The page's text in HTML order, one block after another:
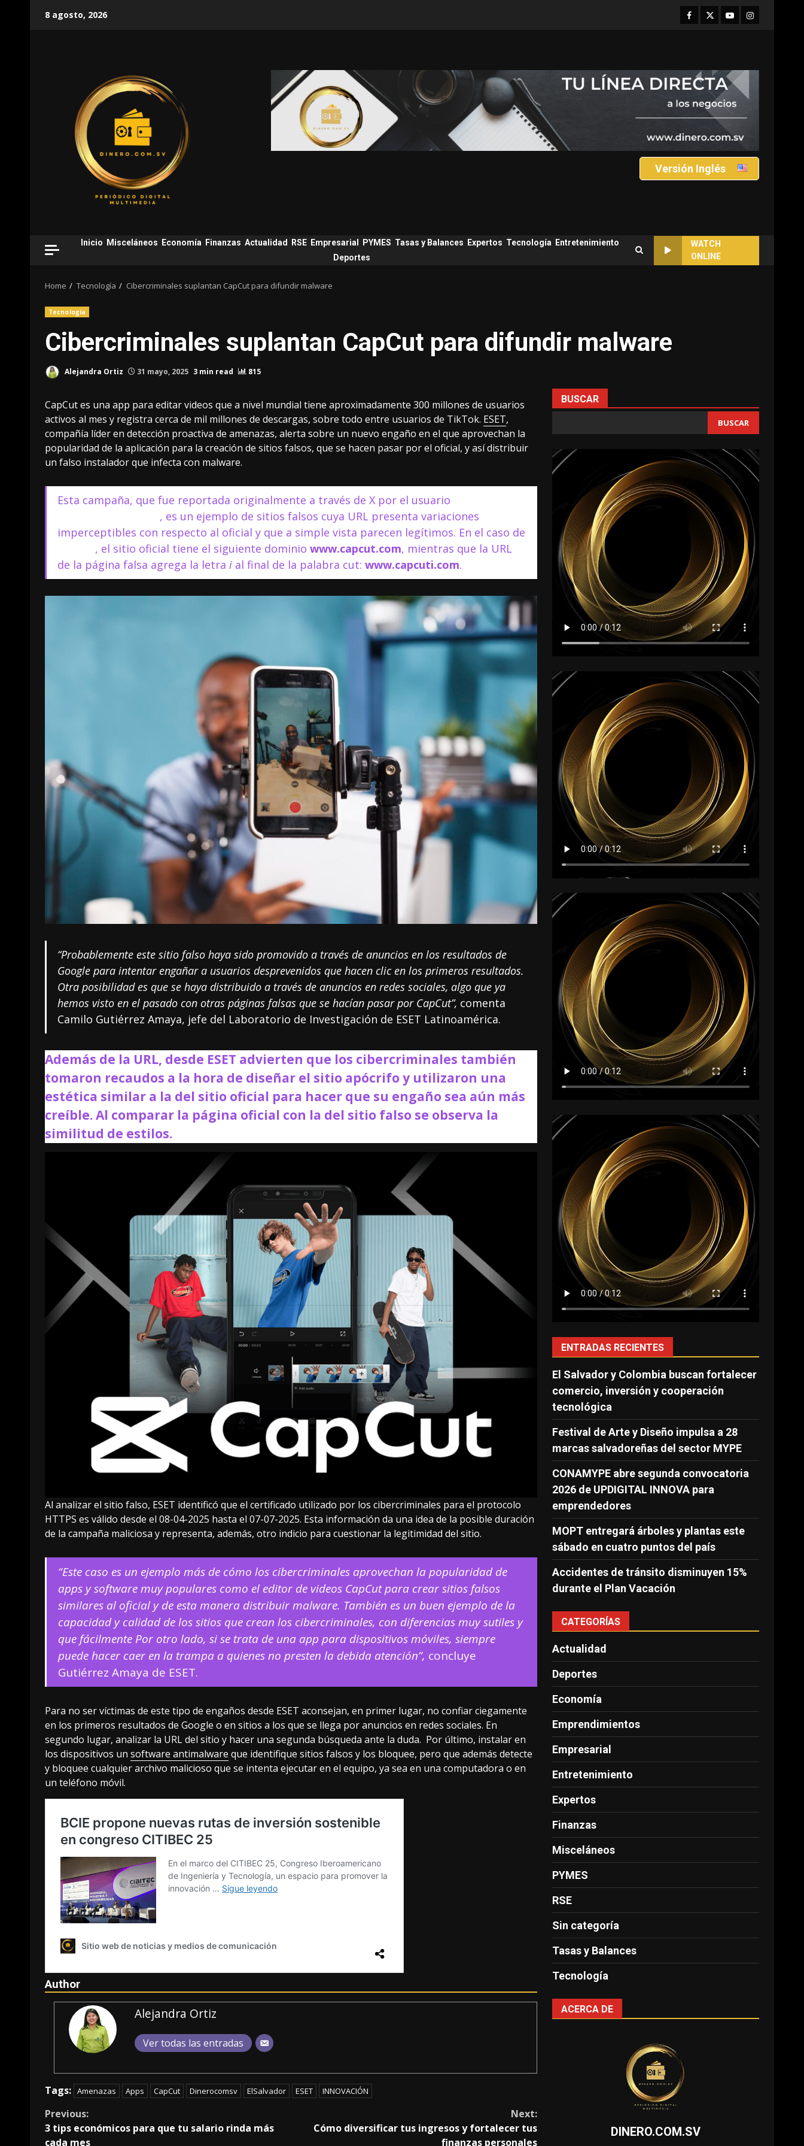
8 agosto, 2026 Facebook
TwitterYoutubeInstagram
Versión Inglés
Inicio Misceláneos Economía Finanzas Actualidad RSE Empresarial PYMES Tasas y Balances Expertos Tecnología
Entretenimiento
Deportes
WATCH
ONLINE
Home Tecnología Cibercriminales suplantan CapCut para difundir malware
Tecnología
Cibercriminales suplantan CapCut para difundir malware
Alejandra Ortiz 31 mayo, 2025 3 min read 815
CapCut es una app para editar videos que a nivel mundial tiene aproximadamente 300 millones de usuarios
activos al mes y registra cerca de mil millones de descargas, sobre todo entre usuarios de TikTok. ESET,
compañía líder en detección proactiva de amenazas, alerta sobre un nuevo engaño en el que aprovechan la
popularidad de la aplicación para la creación de sitios falsos, que se hacen pasar por el oficial, y así distribuir
un falso instalador que infecta con malware.
Esta campaña, que fue reportada originalmente a través de X por el usuario
, es un ejemplo de sitios falsos cuya URL presenta variaciones
imperceptibles con respecto al oficial y que a simple vista parecen legítimos. En el caso de
, el sitio oficial tiene el siguiente dominio www.capcut.com, mientras que la URL
de la página falsa agrega la letra i al final de la palabra cut: www.capcuti.com.
“Probablemente este sitio falso haya sido promovido a través de anuncios en los resultados de
Google para intentar engañar a usuarios desprevenidos que hacen clic en los primeros resultados.
Otra posibilidad es que se haya distribuido a través de anuncios en redes sociales, algo que ya
hemos visto en el pasadocon otras páginas falsas que se hacían pasar por CapCut”, comenta
Camilo Gutiérrez Amaya, jefe del Laboratorio de Investigación de ESET Latinoamérica.
Además de la URL, desde ESET advierten que los cibercriminales también
tomaron recaudos a la hora de diseñar el sitio apócrifo y utilizaron una
estética similar a la del sitio oficial para hacer que su engaño sea aún más
creíble. Al comparar la página oficial con la del sitio falso se observa la
similitud de estilos.
Al analizar el sitio falso, ESET identificó que el certificado utilizado por los cibercriminales para el protocolo
HTTPS es válido desde el 08-04-2025 hasta el 07-07-2025. Esta información da una idea de la posible duración
de la campaña maliciosa y representa, además, otro indicio para cuestionar la legitimidad del sitio.
“Este caso es un ejemplo más de cómo los cibercriminales aprovechan la popularidad de
apps y software muy populares como el editor de videos CapCut para crear sitios falsos
similares al oficial y de esta manera distribuir malware. También es un buen ejemplo de la
capacidad y calidad de los sitios que crean los cibercriminales, con diferencias muy sutiles y
que fácilmente Por otro lado, si se trata de una app para dispositivos móviles, siempre
puede hacer caer en la trampa a quienes no presten la debida atención”, concluye
Gutiérrez Amaya de ESET.
Para no ser víctimas de este tipo de engaños desde ESET aconsejan, en primer lugar, no confiar ciegamente
en los primeros resultados de Google o en sitios a los que se llega por anuncios en redes sociales. En
segundo lugar, analizar la URL del sitio y hacer una segunda búsqueda ante la duda. Por último, instalar en
los dispositivos un software antimalware que identifique sitios falsos y los bloquee, pero que además detecte
y bloquee cualquier archivo malicioso que se intenta ejecutar en el equipo, ya sea en una computadora o en
un teléfono móvil.
Author
Alejandra Ortiz
Ver todas las entradas
Tags: Amenazas Apps CapCut Dinerocomsv ElSalvador ESET INNOVACIÓN
Continue
Reading
Previous:
3 tips económicos para que tu salario rinda más
cada mes
Next:
Cómo diversificar tus ingresos y fortalecer tus
finanzas personales
BUSCAR
BUSCAR
ENTRADAS RECIENTES
El Salvador y Colombia buscan fortalecer
comercio, inversión y cooperación
tecnológica
Festival de Arte y Diseño impulsa a 28
marcas salvadoreñas del sector MYPE
CONAMYPE abre segunda convocatoria
2026 de UPDIGITAL INNOVA para
emprendedores
MOPT entregará árboles y plantas este
sábado en cuatro puntos del país
Accidentes de tránsito disminuyen 15%
durante el Plan Vacación
CATEGORÍAS
Actualidad
Deportes
Economía
Emprendimientos
Empresarial
Entretenimiento
Expertos
Finanzas
Misceláneos
PYMES
RSE
Sin categoría
Tasas y Balances
Tecnología
ACERCA DE
DINERO.COM.SV